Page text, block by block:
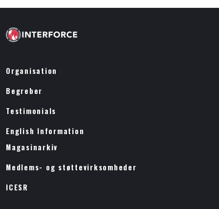
Organisation
Begreber
Testimonials
English Information
Magasinarkiv
Medlems- og støttevirksomheder
ICESR